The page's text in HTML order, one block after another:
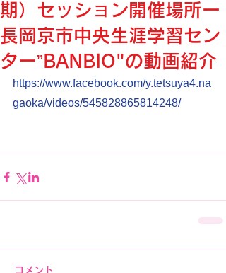
期）セッション開催場所ー
長岡京市中央生涯学習セン
ター”BANBIO"の動画紹介
https://www.facebook.com/y.tetsuya4.na
gaoka/videos/545828865814248/
コメント